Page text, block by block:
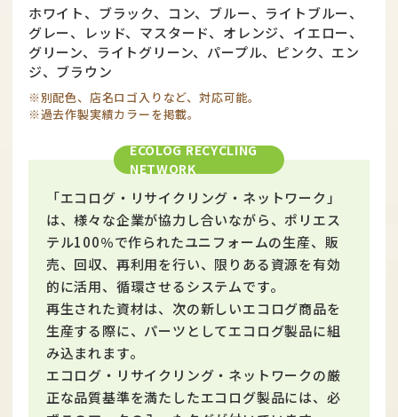
ホワイト、ブラック、コン、ブルー、ライトブルー、
グレー、レッド、マスタード、オレンジ、イエロー、
グリーン、ライトグリーン、パープル、ピンク、エン
ジ、ブラウン
※別配色、店名ロゴ入りなど、対応可能。
※過去作製実績カラーを掲載。
ECOLOG RECYCLING
NETWORK
「エコログ・リサイクリング・ネットワーク」
は、様々な企業が協力し合いながら、ポリエス
テル100％で作られたユニフォームの生産、販
売、回収、再利用を行い、限りある資源を有効
的に活用、循環させるシステムです。
再生された資材は、次の新しいエコログ商品を
生産する際に、パーツとしてエコログ製品に組
み込まれます。
エコログ・リサイクリング・ネットワークの厳
正な品質基準を満たしたエコログ製品には、必